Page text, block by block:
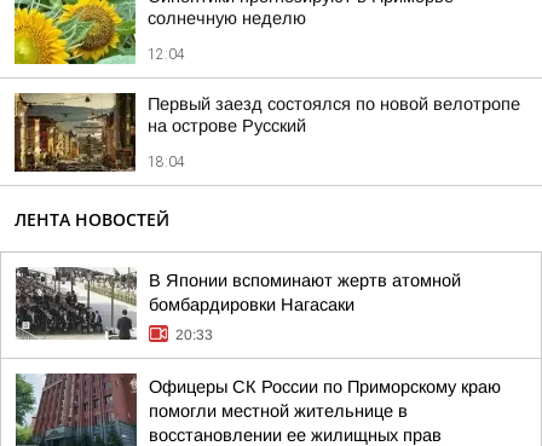
солнечную неделю
12:04
Первый заезд состоялся по новой велотропе
на острове Русский
18:04
ЛЕНТА НОВОСТЕЙ
В Японии вспоминают жертв атомной
бомбардировки Нагасаки
20:33
Офицеры СК России по Приморскому краю
помогли местной жительнице в
восстановлении ее жилищных прав